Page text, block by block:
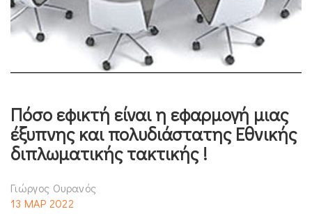
Πόσο εφικτή είναι η εφαρμογή μιας
έξυπνης και πολυδιάστατης Εθνικής
διπλωματικής τακτικής !
Γιώργος Ουρανός
13 ΜΑΡ 2022